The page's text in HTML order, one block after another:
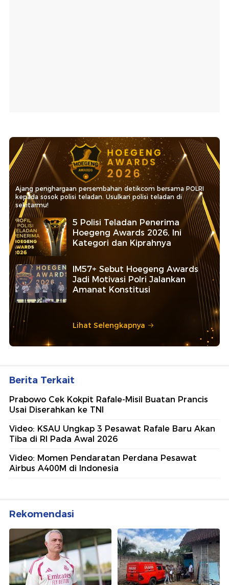
Ajang penghargaan persembahan detikcom bersama POLRI
kepada sosok polisi teladan. Usulkan polisi teladan di
sekitarmu!
5 Polisi Teladan Penerima
Hoegeng Awards 2026, Ini
Kategori dan Kiprahnya
IM57+ Sebut Hoegeng Awards
Jadi Motivasi Polri Jalankan
Amanat Konstitusi
Lihat Selengkapnya
Berita Terkait
Prabowo Cek Kokpit Rafale-Misil Buatan Prancis
Usai Diserahkan ke TNI
Video: KSAU Ungkap 3 Pesawat Rafale Baru Akan
Tiba di RI Pada Awal 2026
Video: Momen Pendaratan Perdana Pesawat
Airbus A400M di Indonesia
Rekomendasi